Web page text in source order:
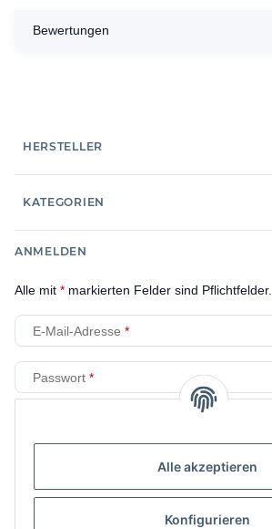
Alle akzeptieren
Konfigurieren
Bewertungen
HERSTELLER
KATEGORIEN
ANMELDEN
Alle mit * markierten Felder sind Pflichtfelder.
E-Mail-Adresse
Passwort
Neu hier? Jetzt registrieren!